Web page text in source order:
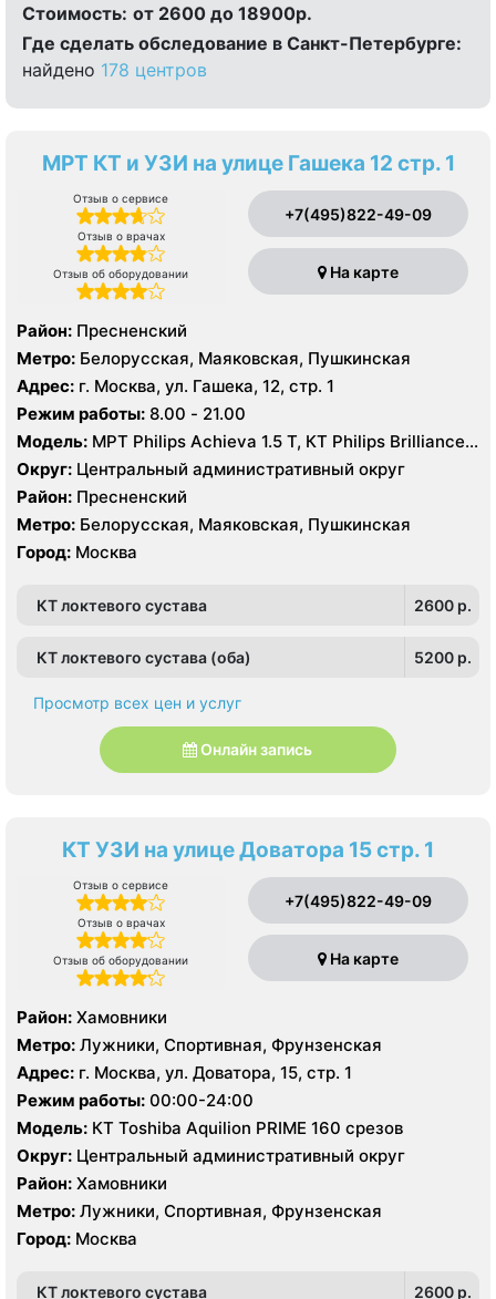
Стоимость: от 2600 до 18900р.
Где сделать обследование в Санкт-Петербурге:
найдено 178 центров
МРТ КТ и УЗИ на улице Гашека 12 стр. 1
Отзыв о сервисе
Отзыв о врачах
Отзыв об оборудовании
+7(495)822-49-09
На карте
Район: Пресненский
Метро: Белорусская, Маяковская, Пушкинская
Адрес: г. Москва, ул. Гашека, 12, стр. 1
Режим работы: 8.00 - 21.00
Модель: МРТ Philips Achieva 1.5 T, КТ Philips Brilliance
CT 64 среза, УЗИ Philips iE33 X-matrix
Округ: Центральный административный округ
Район: Пресненский
Метро: Белорусская, Маяковская, Пушкинская
Город: Москва
КТ локтевого сустава 2600 p.
КТ локтевого сустава (оба) 5200 p.
Просмотр всех цен и услуг
Онлайн запись
КТ УЗИ на улице Доватора 15 стр. 1
Отзыв о сервисе
Отзыв о врачах
Отзыв об оборудовании
+7(495)822-49-09
На карте
Район: Хамовники
Метро: Лужники, Спортивная, Фрунзенская
Адрес: г. Москва, ул. Доватора, 15, стр. 1
Режим работы: 00:00-24:00
Модель: КТ Toshiba Aquilion PRIME 160 срезов
Округ: Центральный административный округ
Район: Хамовники
Метро: Лужники, Спортивная, Фрунзенская
Город: Москва
КТ локтевого сустава 2600 p.